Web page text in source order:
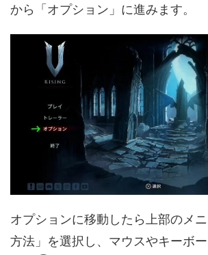
から「オプション」に進みます。
オプションに移動したら上部のメ
方法」を選択し、マウスやキーボ